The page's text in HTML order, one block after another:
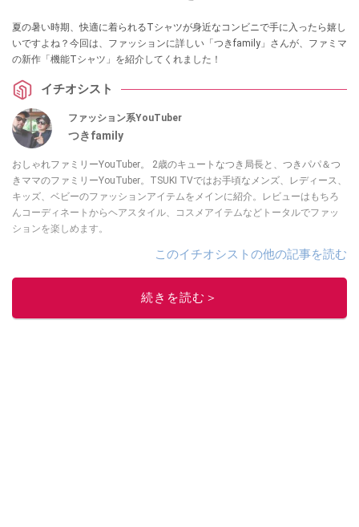
夏の暑い時期、快適に着られるTシャツが身近なコンビニで手に入ったら嬉し
いですよね？今回は、ファッションに詳しい「つきfamily」さんが、ファミマ
の新作「機能Tシャツ」を紹介してくれました！
イチオシスト
ファッション系YouTuber
つきfamily
おしゃれファミリーYouTuber。 2歳のキュートなつき局長と、つきパパ＆つ
きママのファミリーYouTuber。TSUKI TVではお手頃なメンズ、レディース、
キッズ、ベビーのファッションアイテムをメインに紹介。レビューはもちろ
んコーディネートからヘアスタイル、コスメアイテムなどトータルでファッ
ションを楽しめます。
このイチオシストの他の記事を読む
続きを読む＞